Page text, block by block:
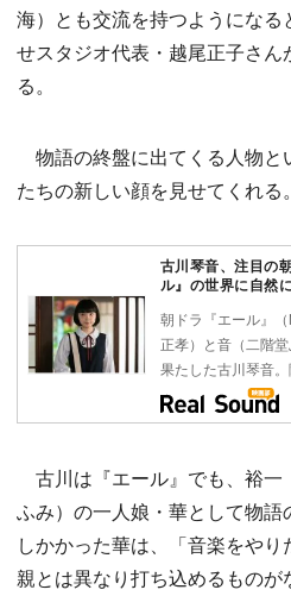
海）とも交流を持つようにな
せスタジオ代表・越尾正子さ
る。
物語の終盤に出てくる人物と
たちの新しい顔を見せてくれる。
古川琴音、注目の
ル』の世界に自然
朝ドラ『エール』
正孝）と音（二階
果たした古川琴音
古川は『エール』でも、裕一
ふみ）の一人娘・華として物語
しかかった華は、「音楽をや
親とは異なり打ち込めるもの